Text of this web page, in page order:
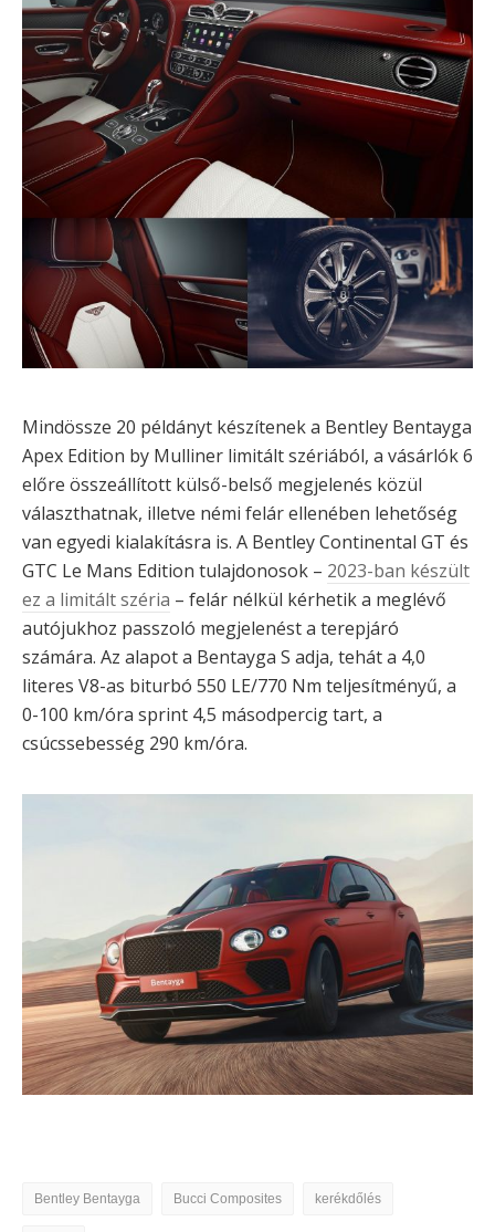
Mindössze 20 példányt készítenek a Bentley Bentayga
Apex Edition by Mulliner limitált szériából, a vásárlók 6
előre összeállított külső-belső megjelenés közül
választhatnak, illetve némi felár ellenében lehetőség
van egyedi kialakításra is. A Bentley Continental GT és
GTC Le Mans Edition tulajdonosok – 2023-ban készült
ez a limitált széria – felár nélkül kérhetik a meglévő
autójukhoz passzoló megjelenést a terepjáró
számára. Az alapot a Bentayga S adja, tehát a 4,0
literes V8-as biturbó 550 LE/770 Nm teljesítményű, a
0-100 km/óra sprint 4,5 másodpercig tart, a
csúcssebesség 290 km/óra.
Bentley Bentayga Bucci Composites kerékdőlés